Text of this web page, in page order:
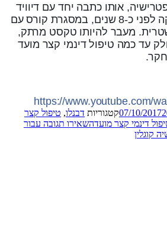
אותו כתבה יחד עם דיוויד
מאלאן, קראתי בשקיקה לפני כ-8 שנים, במסגרת קורס עם
שטרית. מעבר להיותו טקסט מרתק,
עד כמה טיפול דינמי קצר מועד
https://www.youtube.com/
07/10/2017קטגוריות דבנלו, טיפול קצר
דינמי קצר מועדהשאירו תגובה עבור
קוגלין